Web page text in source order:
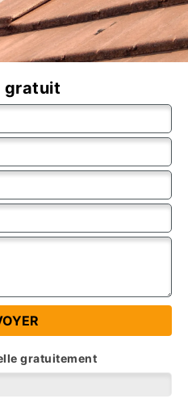
gratuit
gratuitement